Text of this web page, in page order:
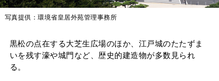
2026年2月号「良運を掴む 新・開運術。」
2025年12月号「お酒の新常識。」
写真提供：環境省皇居外苑管理事務所
黒松の点在する大芝生広場のほか、江戸城のたたずま
いを残す濠や城門など、歴史的建造物が多数見られ
る。